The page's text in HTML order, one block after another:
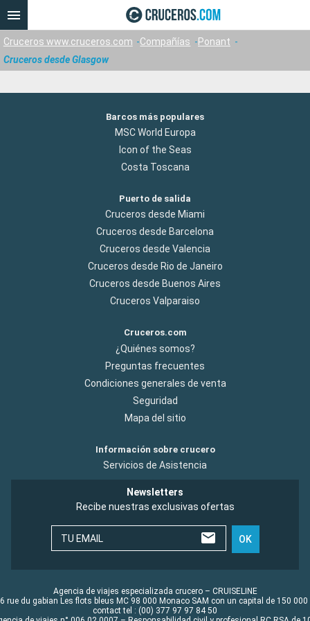
Cruceros www.cruceros.com Compañías
Ponant
Cruceros desde Glasgow
Barcos más populares
MSC World Europa
Icon of the Seas
Costa Toscana
Puerto de salida
Cruceros desde Miami
Cruceros desde Barcelona
Cruceros desde Valencia
Cruceros desde Rio de Janeiro
Cruceros desde Buenos Aires
Cruceros Valparaiso
Cruceros.com
¿Quiénes somos?
Preguntas frecuentes
Condiciones generales de venta
Seguridad
Mapa del sitio
Información sobre crucero
Servicios de Asistencia
Newsletters
Recibe nuestras exclusivas ofertas
TU EMAIL OK
Agencia de viajes especializada crucero – CRUISELINE
rue du gabian Les flots bleus MC 98 000 Monaco SAM con un capital de 150 000
contact tel : (00) 377 97 97 84 50